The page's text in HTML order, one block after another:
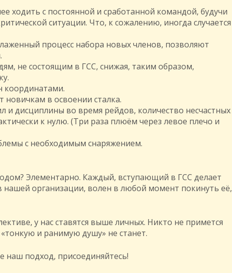
ходить с постоянной и сработанной командой, будучи
ситуации. Что, к сожалению, иногда случается
процесс набора новых членов, позволяют
не состоящим в ГСС, снижая, таким образом,
координатами.
в освоении сталка.
и дисциплины во время рейдов, количество несчастных
к нулю. (Три раза плюём через левое плечо и
с необходимым снаряжением.
Элементарно. Каждый, вступающий в ГСС делает
организации, волен в любой момент покинуть её,
у нас ставятся выше личных. Никто не примется
и ранимую душу» не станет.
наш подход, присоединяйтесь!